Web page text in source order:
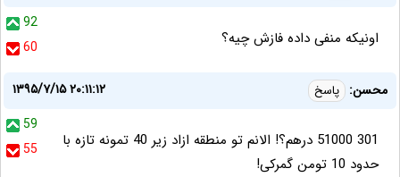
92
60
اونیکه منفی داده فازش چیه؟
محسن: پاسخ
۱۳۹۵/۷/۱۵ ۲۰:۱۱:۱۲
59
55
301 51000 درهم؟! الانم تو منطقه ازاد زیر 40 تمونه تازه با
حدود 10 تومن گمرکی!